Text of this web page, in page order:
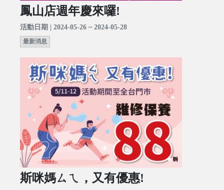
鳳山店週年慶來囉!
活動日期 | 2024-05-26 ~ 2024-05-28
最新消息
斯咪媽ㄙㄟ，又有優惠!